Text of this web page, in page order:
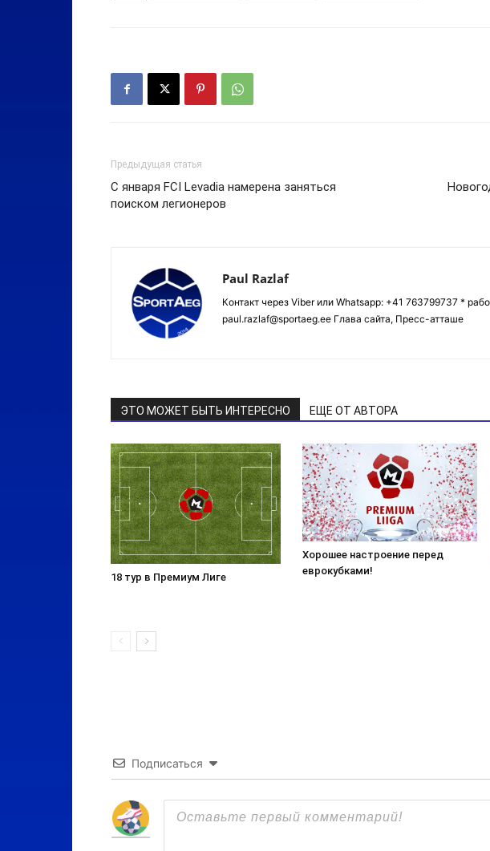
Предыдущая статья
С января FCI Levadia намерена заняться
поиском легионеров
Paul Razlaf
Контакт через Viber или Whatsapp: +41 763799737 *
paul.razlaf@sportaeg.ee Глава сайта, Пресс-атташе
ЭТО МОЖЕТ БЫТЬ ИНТЕРЕСНО ЕЩЕ ОТ АВТОРА
18 тур в Премиум Лиге
Хорошее настроение перед
еврокубками!
Подписаться